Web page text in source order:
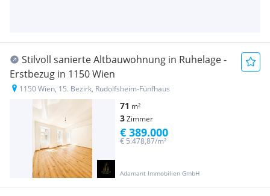
Stilvoll sanierte Altbauwohnung in Ruhelage -
Erstbezug in 1150 Wien
1150 Wien, 15. Bezirk, Rudolfsheim-Fünfhaus
71 m²
3Zimmer
Adamant Immobilien GmbH
€ 5.478,87/m²
€ 389.000